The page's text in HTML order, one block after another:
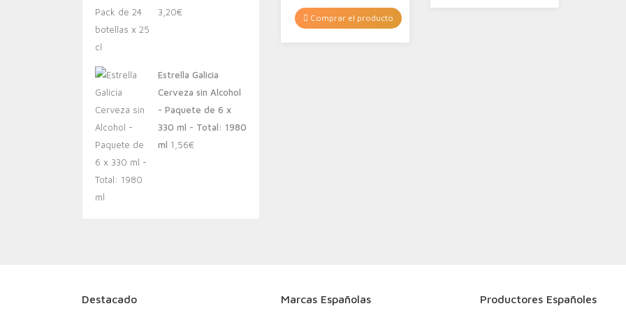
3,20€
Estrella Galicia
Cerveza sin Alcohol
- Paquete de 6 x
330 ml - Total: 1980
ml 1,56€
Comprar el producto
Destacado Marcas Españolas Productores Españoles